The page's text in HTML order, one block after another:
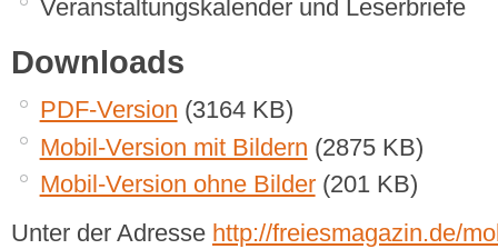
Veranstaltungskalender und Leserbriefe
Downloads
PDF-Version (3164 KB)
Mobil-Version mit Bildern (2875 KB)
Mobil-Version ohne Bilder(201 KB)
Unter der Adresse http://freiesmagazin.de/